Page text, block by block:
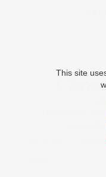
03000
This site